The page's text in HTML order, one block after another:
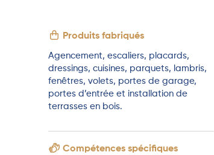
Produits fabriqués
Agencement, escaliers, placards,
dressings, cuisines, parquets, lambris,
fenêtres, volets, portes de garage,
portes d’entrée et installation de
terrasses en bois.
Compétences spécifiques